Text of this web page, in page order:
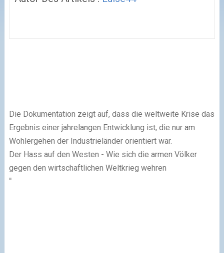
Die Dokumentation zeigt auf, dass die weltweite Krise das
Ergebnis einer jahrelangen Entwicklung ist, die nur am
Wohlergehen der Industrieländer orientiert war.
Der Hass auf den Westen - Wie sich die armen Völker
gegen den wirtschaftlichen Weltkrieg wehren